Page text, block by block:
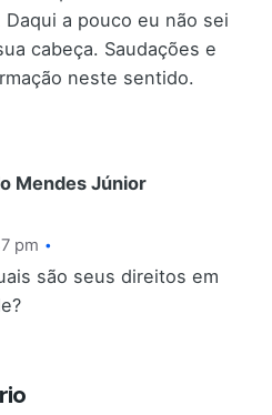
a pouco eu não sei
cabeça. Saudações e
neste sentido.
Mendes Júnior
pm
são seus direitos em